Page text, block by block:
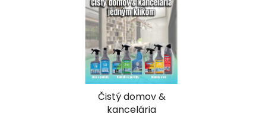
Čistý domov &
kancelária